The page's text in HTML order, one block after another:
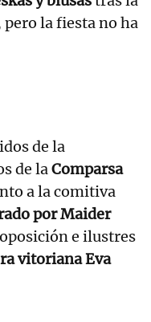
pero la fiesta no ha
de la
de laComparsa
a la comitiva
por Maider
e ilustres
vitoriana Eva